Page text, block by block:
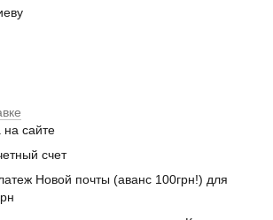
сайте
счет
Новой почты (аванс 100грн!) для